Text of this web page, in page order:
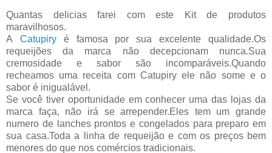
Quantas delicias farei com este Kit de produtos
maravilhosos.
A Catupiryé famosa por sua excelente qualidade.Os
requeijões da marca não decepcionam nunca.Sua
cremosidade e sabor são incomparáveis.Quando
recheamos uma receita com Catupiry ele não some e o
sabor é inigualável.
Se você tiver oportunidade em conhecer uma das lojas da
marca faça, não irá se arrepender.Eles tem um grande
numero de lanches prontos e congelados para preparo em
sua casa.Toda a linha de requeijão e com os preços bem
menores do que nos comércios tradicionais.